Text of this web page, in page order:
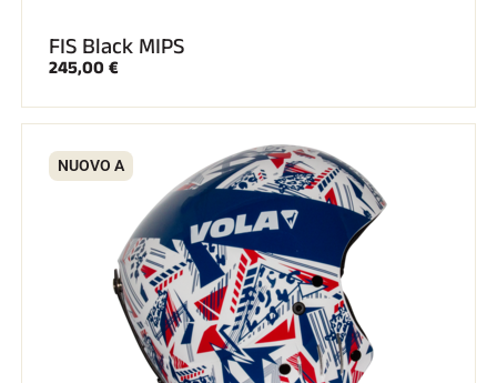
FIS Black MIPS
245,00 €
NUOVO A